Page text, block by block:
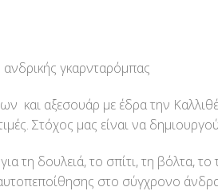
ανδρικής γκαρνταρόμπας
και αξεσουάρ με έδρα την
Στόχος μας είναι να
τη δουλειά, το σπίτι, τη βόλτα,
αυτοπεποίθησης στο σύγχρονο